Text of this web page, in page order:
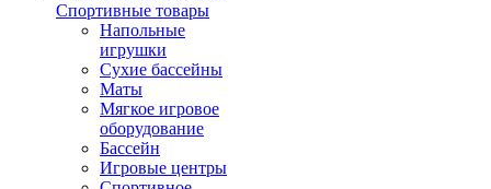
Спортивные товары
Напольные
игрушки
Сухие бассейны
Маты
Мягкое игровое
оборудование
Бассейн
Игровые центры